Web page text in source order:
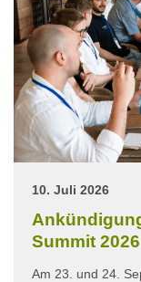
10. Juli 2026
Summit 2026
Am 23. und 24.